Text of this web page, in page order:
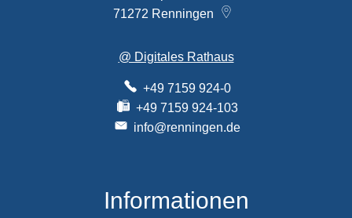
71272 Renningen
@ Digitales Rathaus
+49 7159 924-0
+49 7159 924-103
info@renningen.de
Informationen